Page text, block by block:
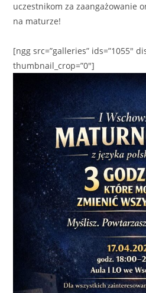
uczestnikom za zaangażowanie
na maturze!
[ngg src=”galleries” ids=”1055″
thumbnail_crop=”0″]